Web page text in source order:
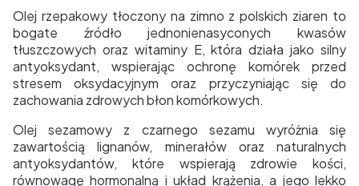
Olej rzepakowy tłoczony na zimno z polskich ziaren to
bogate źródło jednonienasyconych kwasów
tłuszczowych oraz witaminy E, która działa jako silny
antyoksydant, wspierając ochronę komórek przed
stresem oksydacyjnym oraz przyczyniając się do
zachowania zdrowych błon komórkowych.
Olej sezamowy z czarnego sezamu wyróżnia się
zawartością lignanów, minerałów oraz naturalnych
antyoksydantów, które wspierają zdrowie kości,
równowagę hormonalną i układ krążenia, a jego lekko